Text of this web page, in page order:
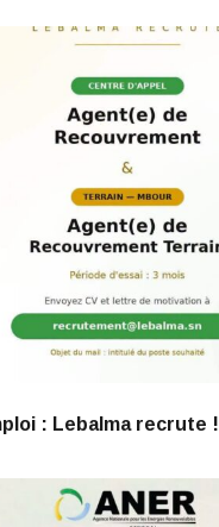
: Lebalma recrute !